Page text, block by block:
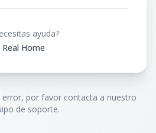
ayuda?
Real Home
error, por favor contacta a nuestro
de soporte.